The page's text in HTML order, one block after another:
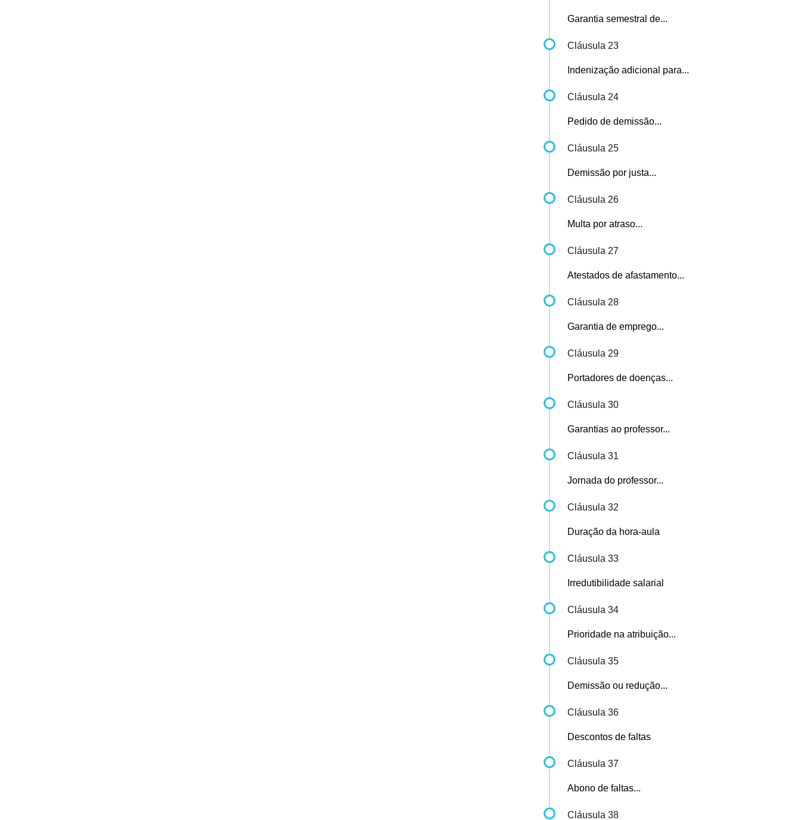
Garantia semestral de...
Cláusula 23
Indenização adicional para...
Cláusula 24
Pedido de demissão...
Cláusula 25
Demissão por justa...
Cláusula 26
Multa por atraso...
Cláusula 27
Atestados de afastamento...
Cláusula 28
Garantia de emprego...
Cláusula 29
Portadores de doenças...
Cláusula 30
Garantias ao professor...
Cláusula 31
Jornada do professor...
Cláusula 32
Duração da hora-aula
Cláusula 33
Irredutibilidade salarial
Cláusula 34
Prioridade na atribuição...
Cláusula 35
Demissão ou redução...
Cláusula 36
Descontos de faltas
Cláusula 37
Abono de faltas...
Cláusula 38